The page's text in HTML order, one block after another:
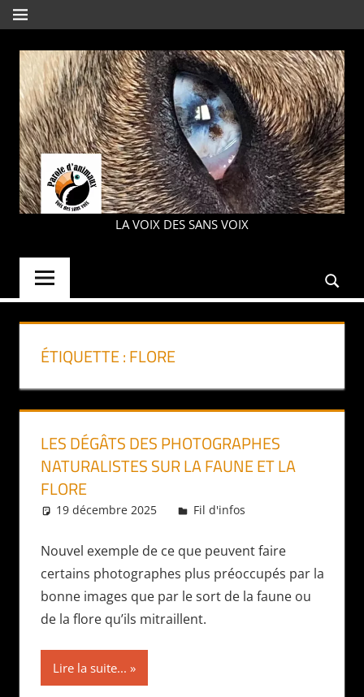
Aller
au
contenu
MENU
PAROLE
LA VOIX DES SANS VOIX
ÉTIQUETTE :FLORE
LES DÉGÂTS DES PHOTOGRAPHES
NATURALISTES SUR LA FAUNE ET LA
FLORE
19 décembre 2025 Daniel
Fil d'infos
Nouvel exemple de ce que peuvent faire
certains photographes plus préoccupés par la
bonne images que par le sort de la faune ou
de la flore qu’ils mitraillent.
Lire la suite...